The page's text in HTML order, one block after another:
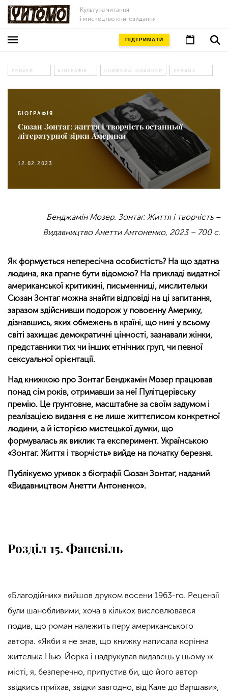
Культура читання
і мистецтво книговидання
ПІДТРИМАТИ
УРИВКИ БІОГРАФІЯ КНИЖКОВІ НОВИНКИ УРИВОК
БІОГРАФІЯ
Сюзан Зонтаґ: життя і творчість останньої
літературної зірки Америки
12.02.2023
Бенджамін Мозер. Зонтаґ. Життя і творчість –
Видавництво Анетти Антоненко, 2023 – 700 с.
Як формується непересічна особистість? На що здатна
людина, яка прагне бути відомою? На прикладі видатної
американської критикині, письменниці, мислительки
Сюзан Зонтаґ можна знайти відповіді на ці запитання,
заразом здійснивши подорож у повоєнну Америку,
дізнавшись, яких обмежень в країні, що нині у всьому
світі захищає демократичні цінності, зазнавали жінки,
представники тих чи інших етнічних груп, чи певної
сексуальної орієнтації.
Над книжкою про Зонтаґ Бенджамін Мозер працював
понад сім років, отримавши за неї Пулітцерівську
премію. Це ґрунтовне, масштабне за своїм задумом і
реалізацією видання є не лише життєписом конкретної
людини, а й історією мистецької думки, що
формувалась як виклик та експеримент. Українською
«Зонтаґ. Життя і творчість» вийде на початку березня.
Публікуємо уривок з біографії Сюзан Зонтаґ, наданий
«Видавництвом Анетти Антоненко».
Розділ 15. Фансвіль
«Благодійник» вийшов друком восени 1963-го. Рецензії
були шанобливими, хоча в кількох висловлювався
подив, що роман належить перу американського
автора. «Якби я не знав, що книжку написала корінна
жителька Нью-Йорка і надрукував видавець у цьому ж
місті, я, безперечно, припустив би, що його автор
звідкись приїхав, звідки завгодно, від Кале до Варшави»,